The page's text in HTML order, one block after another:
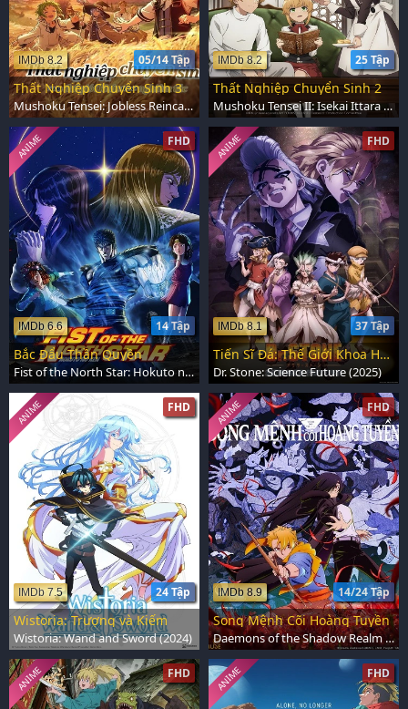
05/14 Tập
IMDb 8.2
Thất Nghiệp Chuyển Sinh 3
Mushoku Tensei: Jobless Reincarnation (2026)
25 Tập
IMDb 8.2
Thất Nghiệp Chuyển Sinh 2
Mushoku Tensei II: Isekai Ittara Honki Dasu (2024)
FHD
14 Tập
IMDb 6.6
ANIME
Bắc Đẩu Thần Quyền
Fist of the North Star: Hokuto no Ken (2026)
FHD
37 Tập
IMDb 8.1
ANIME
Tiến Sĩ Đá: Thế Giới Khoa Học Mới
Dr. Stone: Science Future (2025)
FHD
24 Tập
IMDb 7.5
ANIME
Wistoria: Trượng và Kiếm
Wistoria: Wand and Sword (2024)
FHD
14/24 Tập
IMDb 8.9
ANIME
Song Mệnh Cõi Hoàng Tuyền
Daemons of the Shadow Realm (2026)
FHD
ANIME FHD
ANIME